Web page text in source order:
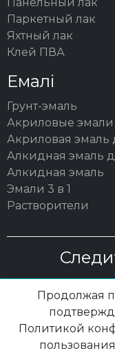
Паркетный лак
Яхтный лак
Клей ПВА
Емалі
Грунт-эмаль
Акриловые эмали
Акриловая эмаль
Алкидная эмаль
Алкидная эмаль
Эмали 3 в 1
Растворители
© 2003 – 2026
Продолжая
Политикой